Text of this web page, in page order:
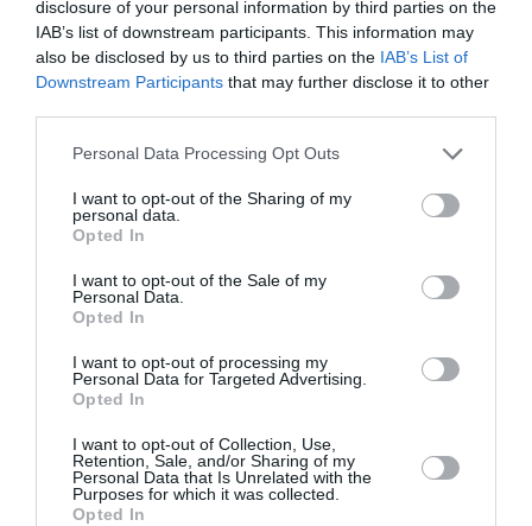
disclosure of your personal information by third parties on the
IAB’s list of downstream participants. This information may
also be disclosed by us to third parties on the IAB’s List of
Downstream Participants that may further disclose it to other
Personal Data Processing Opt Outs
I want to opt-out of the Sharing of my
personal data.
Opted In
I want to opt-out of the Sale of my
Personal Data.
Opted In
I want to opt-out of processing my
Personal Data for Targeted Advertising.
Opted In
I want to opt-out of Collection, Use,
Retention, Sale, and/or Sharing of my
Personal Data that Is Unrelated with the
Purposes for which it was collected.
Opted In
NOUS SOUTENIR
DERNIERS COMMENTAIRES
Djma commenté l'article :
Après Emirates, Lufthansa remet en cause la réception
Copaa commenté l'article :